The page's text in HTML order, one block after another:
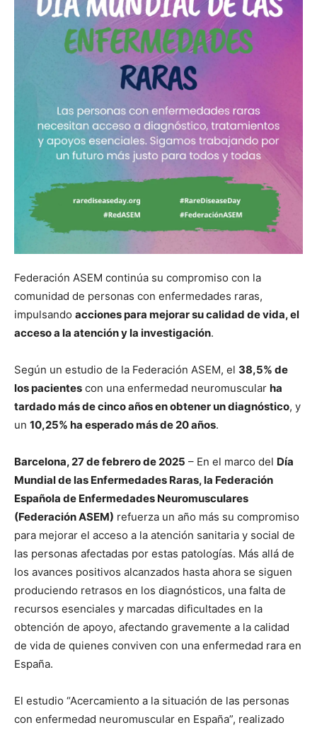
Federación ASEM continúa su compromiso con la
comunidad de personas con enfermedades raras,
impulsando acciones para mejorar su calidad de vida, el
acceso a la atención y la investigación.
Según un estudio de la Federación ASEM, el 38,5% de
los pacientes con una enfermedad neuromuscular ha
tardado más de cinco años en obtener un diagnóstico, y
un 10,25% ha esperado más de 20 años.
Barcelona, 27 de febrero de 2025 – En el marco del Día
Mundial de las Enfermedades Raras, la Federación
Española de Enfermedades Neuromusculares
(Federación ASEM) refuerza un año más su compromiso
para mejorar el acceso a la atención sanitaria y social de
las personas afectadas por estas patologías. Más allá de
los avances positivos alcanzados hasta ahora se siguen
produciendo retrasos en los diagnósticos, una falta de
recursos esenciales y marcadas dificultades en la
obtención de apoyo, afectando gravemente a la calidad
de vida de quienes conviven con una enfermedad rara en
España.
El estudio “Acercamiento a la situación de las personas
con enfermedad neuromuscular en España”, realizado